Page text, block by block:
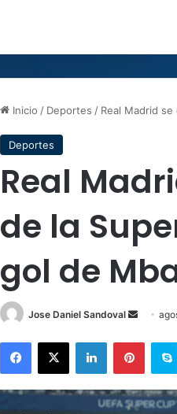
Inicio / Deportes / Real Madrid
Deportes
Real
de la
gol de
Jose Daniel Sandoval
Send
Facebook
X LinkedIn